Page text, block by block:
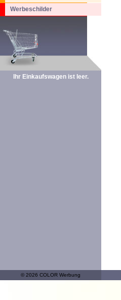
Werbeschilder
Ihr Einkaufswagen ist leer.
© 2026 COLOR Werbung